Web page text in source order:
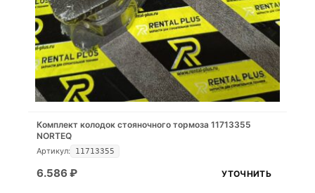
Комплект колодок стояночного тормоза 11713355
NORTEQ
Артикул: 11713355
6.586 ₽ УТОЧНИТЬ